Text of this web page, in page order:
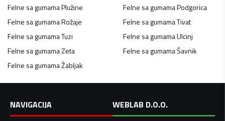
Felne sa gumamaPlužine Felne sa gumamaPodgorica
Felne sa gumamaRožaje Felne sa gumamaTivat
Felne sa gumamaTuzi Felne sa gumamaUlcinj
Felne sa gumamaZeta Felne sa gumamaŠavnik
Felne sa gumamaŽabljak
NAVIGACIJA
WEBLAB D.O.O.